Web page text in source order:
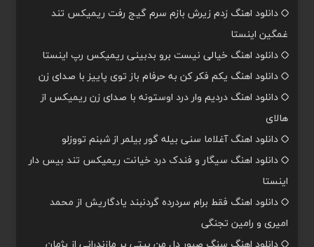
دانلود اهنگ زدم زیرش بازم سرم گیج رفت ریمیکس تند
غمگین اینستا
دانلود اهنگ خیالی نیست برو بدبینی ریمیکس رپ اینستا
دانلود اهنگ یکم فکر کن به حرفام باز توی پاییز با صدای زن
دانلود اهنگ دردیم وار درد اوستونه با صدای زن ریمیکس از
هالای
دانلود اهنگ آغلاما سنی بیله گور بیلمر از شبنم تووزلو
دانلود اهنگ سیگار و فندک درد خیانت ریمیکس تند بیس دار
اینستا
دانلود اهنگ فقط برام سردرده گردنبند یادگاریش از محمد
امیری و رامین تجنگی
دانلود اهنگ سنگ صبور دل من بیتی پر مازندرانی از پژمان